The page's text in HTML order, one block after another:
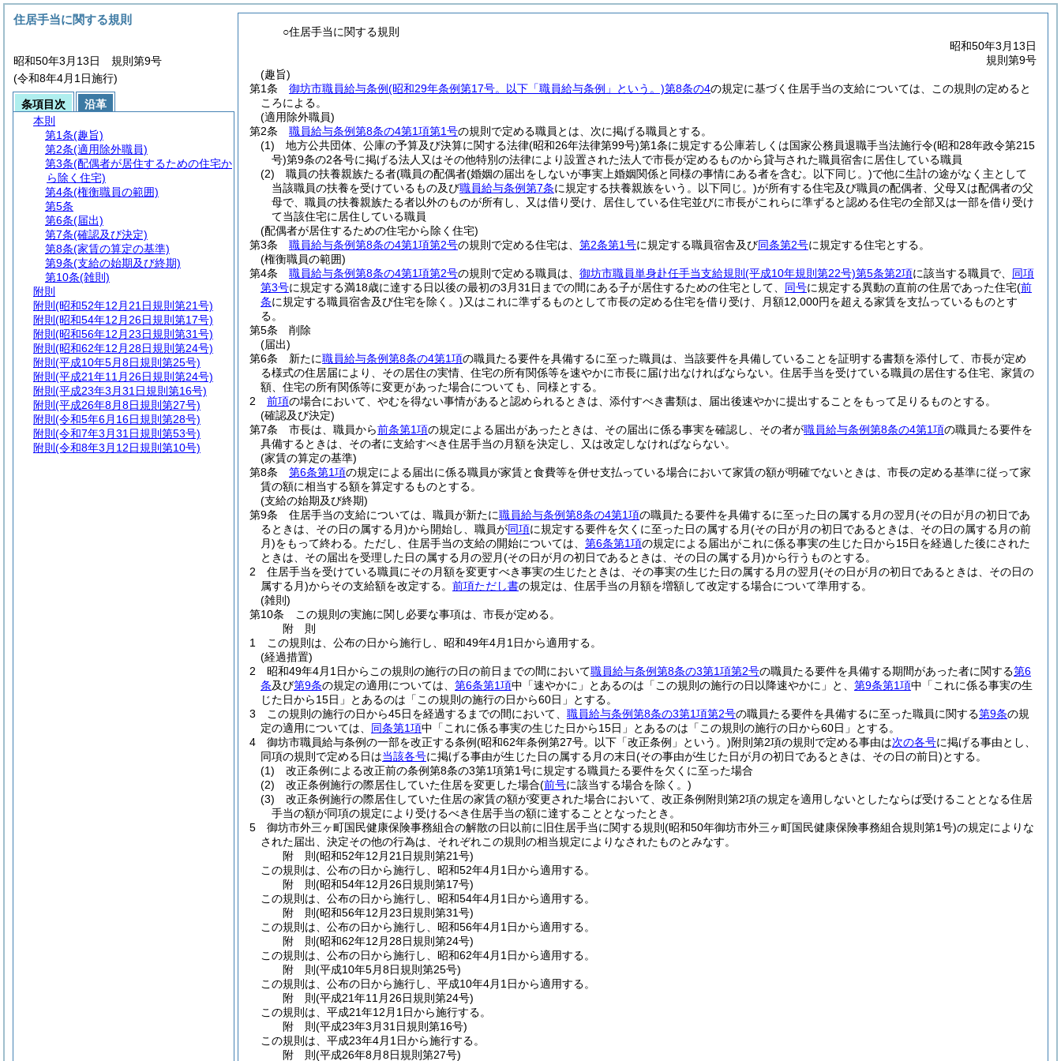
○住居手当に関する規則
昭和50年3月13日
規則第9号
(趣旨)
第1条
御坊市職員給与条例(昭和29年条例第17号。以下「職員給与条例」という。)第8条の4の規定に基づく住居手当の支給については、この規則の定めると
ころによる。
(適用除外職員)
第2条
職員給与条例第8条の4第1項第1号の規則で定める職員とは、次に掲げる職員とする。
(1)
地方公共団体、公庫の予算及び決算に関する法律(昭和26年法律第99号)第1条に規定する公庫若しくは国家公務員退職手当法施行令(昭和28年政令第215
号)第9条の2各号に掲げる法人又はその他特別の法律により設置された法人で市長が定めるものから貸与された職員宿舎に居住している職員
(2)
職員の扶養親族たる者(職員の配偶者(婚姻の届出をしないが事実上婚姻関係と同様の事情にある者を含む。以下同じ。)で他に生計の途がなく主として
当該職員の扶養を受けているもの及び職員給与条例第7条に規定する扶養親族をいう。以下同じ。)が所有する住宅及び職員の配偶者、父母又は配偶者の父
母で、職員の扶養親族たる者以外のものが所有し、又は借り受け、居住している住宅並びに市長がこれらに準ずると認める住宅の全部又は一部を借り受け
て当該住宅に居住している職員
(配偶者が居住するための住宅から除く住宅)
第3条
職員給与条例第8条の4第1項第2号の規則で定める住宅は、 第2条第1号に規定する職員宿舎及び同条第2号に規定する住宅とする。
(権衡職員の範囲)
第4条
職員給与条例第8条の4第1項第2号の規則で定める職員は、 御坊市職員単身赴任手当支給規則 (平成10年規則第22号)第5条第2項に該当する職員で、 同項
第3号に規定する満18歳に達する日以後の最初の3月31日までの間にある子が居住するための住宅として、 同号に規定する異動の直前の住居であった住宅(前
条に規定する職員宿舎及び住宅を除く。)又はこれに準ずるものとして市長の定める住宅を借り受け、月額12,000円を超える家賃を支払っているものとす
る。
第5条
削除
(届出)
第6条
新たに職員給与条例第8条の4第1項の職員たる要件を具備するに至った職員は、当該要件を具備していることを証明する書類を添付して、市長が定め
る様式の住居届により、その居住の実情、住宅の所有関係等を速やかに市長に届け出なければならない。 住居手当を受けている職員の居住する住宅、家賃の
額、住宅の所有関係等に変更があった場合についても、同様とする。
2
前項の場合において、やむを得ない事情があると認められるときは、添付すべき書類は、届出後速やかに提出することをもって足りるものとする。
(確認及び決定)
第7条
市長は、職員から前条第1項の規定による届出があったときは、その届出に係る事実を確認し、その者が職員給与条例第8条の4第1項の職員たる要件を
具備するときは、その者に支給すべき住居手当の月額を決定し、又は改定しなければならない。
(家賃の算定の基準)
第8条
第6条第1項の規定による届出に係る職員が家賃と食費等を併せ支払っている場合において家賃の額が明確でないときは、市長の定める基準に従って家
賃の額に相当する額を算定するものとする。
(支給の始期及び終期)
第9条
住居手当の支給については、職員が新たに職員給与条例第8条の4第1項の職員たる要件を具備するに至った日の属する月の翌月(その日が月の初日であ
るときは、その日の属する月)から開始し、職員が同項に規定する要件を欠くに至った日の属する月(その日が月の初日であるときは、その日の属する月の前
月)をもって終わる。 ただし、住居手当の支給の開始については、 第6条第1項の規定による届出がこれに係る事実の生じた日から15日を経過した後にされた
ときは、その届出を受理した日の属する月の翌月(その日が月の初日であるときは、その日の属する月)から行うものとする。
2
住居手当を受けている職員にその月額を変更すべき事実の生じたときは、その事実の生じた日の属する月の翌月(その日が月の初日であるときは、その日の
属する月)からその支給額を改定する。 前項ただし書の規定は、住居手当の月額を増額して改定する場合について準用する。
(雑則)
第10条
この規則の実施に関し必要な事項は、市長が定める。
附 則
1
この規則は、公布の日から施行し、昭和49年4月1日から適用する。
(経過措置)
2
昭和49年4月1日からこの規則の施行の日の前日までの間において職員給与条例第8条の3第1項第2号の職員たる要件を具備する期間があった者に関する第6
条及び第9条の規定の適用については、 第6条第1項中「速やかに」とあるのは「この規則の施行の日以降速やかに」と、 第9条第1項中「これに係る事実の生
じた日から15日」とあるのは「この規則の施行の日から60日」とする。
3
この規則の施行の日から45日を経過するまでの間において、 職員給与条例第8条の3第1項第2号の職員たる要件を具備するに至った職員に関する第9条の規
定の適用については、 同条第1項中「これに係る事実の生じた日から15日」とあるのは「この規則の施行の日から60日」とする。
4
御坊市職員給与条例の一部を改正する条例(昭和62年条例第27号。以下「改正条例」という。)附則第2項の規則で定める事由は次の各号に掲げる事由とし、
同項の規則で定める日は当該各号に掲げる事由が生じた日の属する月の末日(その事由が生じた日が月の初日であるときは、その日の前日)とする。
(1)
改正条例による改正前の条例第8条の3第1項第1号に規定する職員たる要件を欠くに至った場合
(2)
改正条例施行の際居住していた住居を変更した場合(前号に該当する場合を除く。)
(3)
改正条例施行の際居住していた住居の家賃の額が変更された場合において、改正条例附則第2項の規定を適用しないとしたならば受けることとなる住居
手当の額が同項の規定により受けるべき住居手当の額に達することとなったとき。
5
御坊市外三ヶ町国民健康保険事務組合の解散の日以前に旧住居手当に関する規則 (昭和50年御坊市外三ヶ町国民健康保険事務組合規則第1号)の規定によりな
された届出、決定その他の行為は、それぞれこの規則の相当規定によりなされたものとみなす。
附 則(昭和52年12月21日規則第21号)
この規則は、公布の日から施行し、昭和52年4月1日から適用する。
附 則(昭和54年12月26日規則第17号)
この規則は、公布の日から施行し、昭和54年4月1日から適用する。
附 則(昭和56年12月23日規則第31号)
この規則は、公布の日から施行し、昭和56年4月1日から適用する。
附 則(昭和62年12月28日規則第24号)
この規則は、公布の日から施行し、昭和62年4月1日から適用する。
附 則(平成10年5月8日規則第25号)
この規則は、公布の日から施行し、平成10年4月1日から適用する。
附 則(平成21年11月26日規則第24号)
この規則は、平成21年12月1日から施行する。
附 則(平成23年3月31日規則第16号)
この規則は、平成23年4月1日から施行する。
附 則(平成26年8月8日規則第27号)
住居手当に関する規則
昭和50年3月13日 規則第9号
(令和8年4月1日施行)
条項目次
沿革
本則
第1条(趣旨)
第2条(適用除外職員)
第3条(配偶者が居住するための住宅か
ら除く住宅)
第4条(権衡職員の範囲)
第5条
第6条(届出)
第7条(確認及び決定)
第8条(家賃の算定の基準)
第9条(支給の始期及び終期)
第10条(雑則)
附則
附則 (昭和52年12月21日規則第21号)
附則 (昭和54年12月26日規則第17号)
附則 (昭和56年12月23日規則第31号)
附則 (昭和62年12月28日規則第24号)
附則 (平成10年5月8日規則第25号)
附則 (平成21年11月26日規則第24号)
附則 (平成23年3月31日規則第16号)
附則 (平成26年8月8日規則第27号)
附則 (令和5年6月16日規則第28号)
附則 (令和7年3月31日規則第53号)
附則 (令和8年3月12日規則第10号)